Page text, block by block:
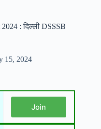
: दिल्ली DSSSB
15, 2024
Join